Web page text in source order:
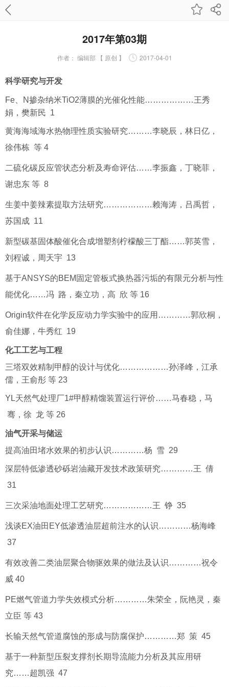
2017年第03期
作者： 编辑部 【 原创 】 2017-04-01
科学研究与开发
Fe、N掺杂纳米TiO2薄膜的光催化性能………………王秀
娟，樊新民 1
黄海海域海水热物理性质实验研究………李晓辰，林日亿，
徐伟栋 等 4
二硫化碳反应管状态分析及寿命评估……李振鑫，丁晓菲，
谢忠东 等 8
生姜中姜辣素提取方法研究………………赖海涛，吕禹哲，
苏国成 11
新型碳基固体酸催化合成增塑剂柠檬酸三丁酯……郭英雪，
刘程诚，周天宇 13
基于ANSYS的BEM固定管板式换热器污垢的有限元分析与性
能优化……冯 路，秦立功，高 欣 等 16
Origin软件在化学反应动力学实验中的应用…………郭欣桐，
俞佳娜，牛秀红 19
化工工艺与工程
三塔双效精制甲醇的设计与优化………………孙泽峰，江承
儒，王俞彤 等 23
YL天然气处理厂1#甲醇精馏装置运行评价……马春稳，马
骞，徐 龙 等 26
油气开采与储运
提高油田堵水效果的初步认识…………杨 雪 29
深层特低渗透砂砾岩油藏开发技术政策研究…………王 倩
31
三次采油地面处理工艺研究………………王 铮 35
浅谈EX油田EY低渗透油层超前注水的认识…………杨海峰
37
有效改善二类油层聚合物驱效果的做法及认识…………祝令
威 40
PE燃气管道力学失效模式分析…………朱荣全，阮艳灵，秦
立臣 等 43
长输天然气管道腐蚀的形成与防腐保护…………郑 策 45
基于一种新型压裂支撑剂长期导流能力分析及其应用研
究……超凯强 47